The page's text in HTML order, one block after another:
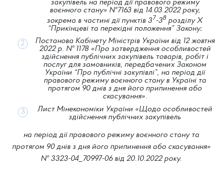
закупівель на період дії правового режиму
воєнного стану» №7163 від 14.03.2022 року,
зокрема в частині дії пунктів 37-38 розділу Х
“Прикінцеві та перехідні положення” Закону;
Постанова Кабінету Міністрів України від 12 жовтня
2022 р. № 1178 «Про затвердження особливостей
здійснення публічних закупівель товарів, робіт і
послуг для замовників, передбачених Законом
України “Про публічні закупівлі”, на період дії
правового режиму воєнного стану в Україні та
протягом 90 днів з дня його припинення або
скасування».
Лист Мінекономіки України «Щодо особливостей
здійснення публічних закупівель
на період дії правового режиму воєнного стану та
протягом 90 днів з дня його припинення або скасування»
№ 3323-04_70997-06 від 20.10.2022 року.